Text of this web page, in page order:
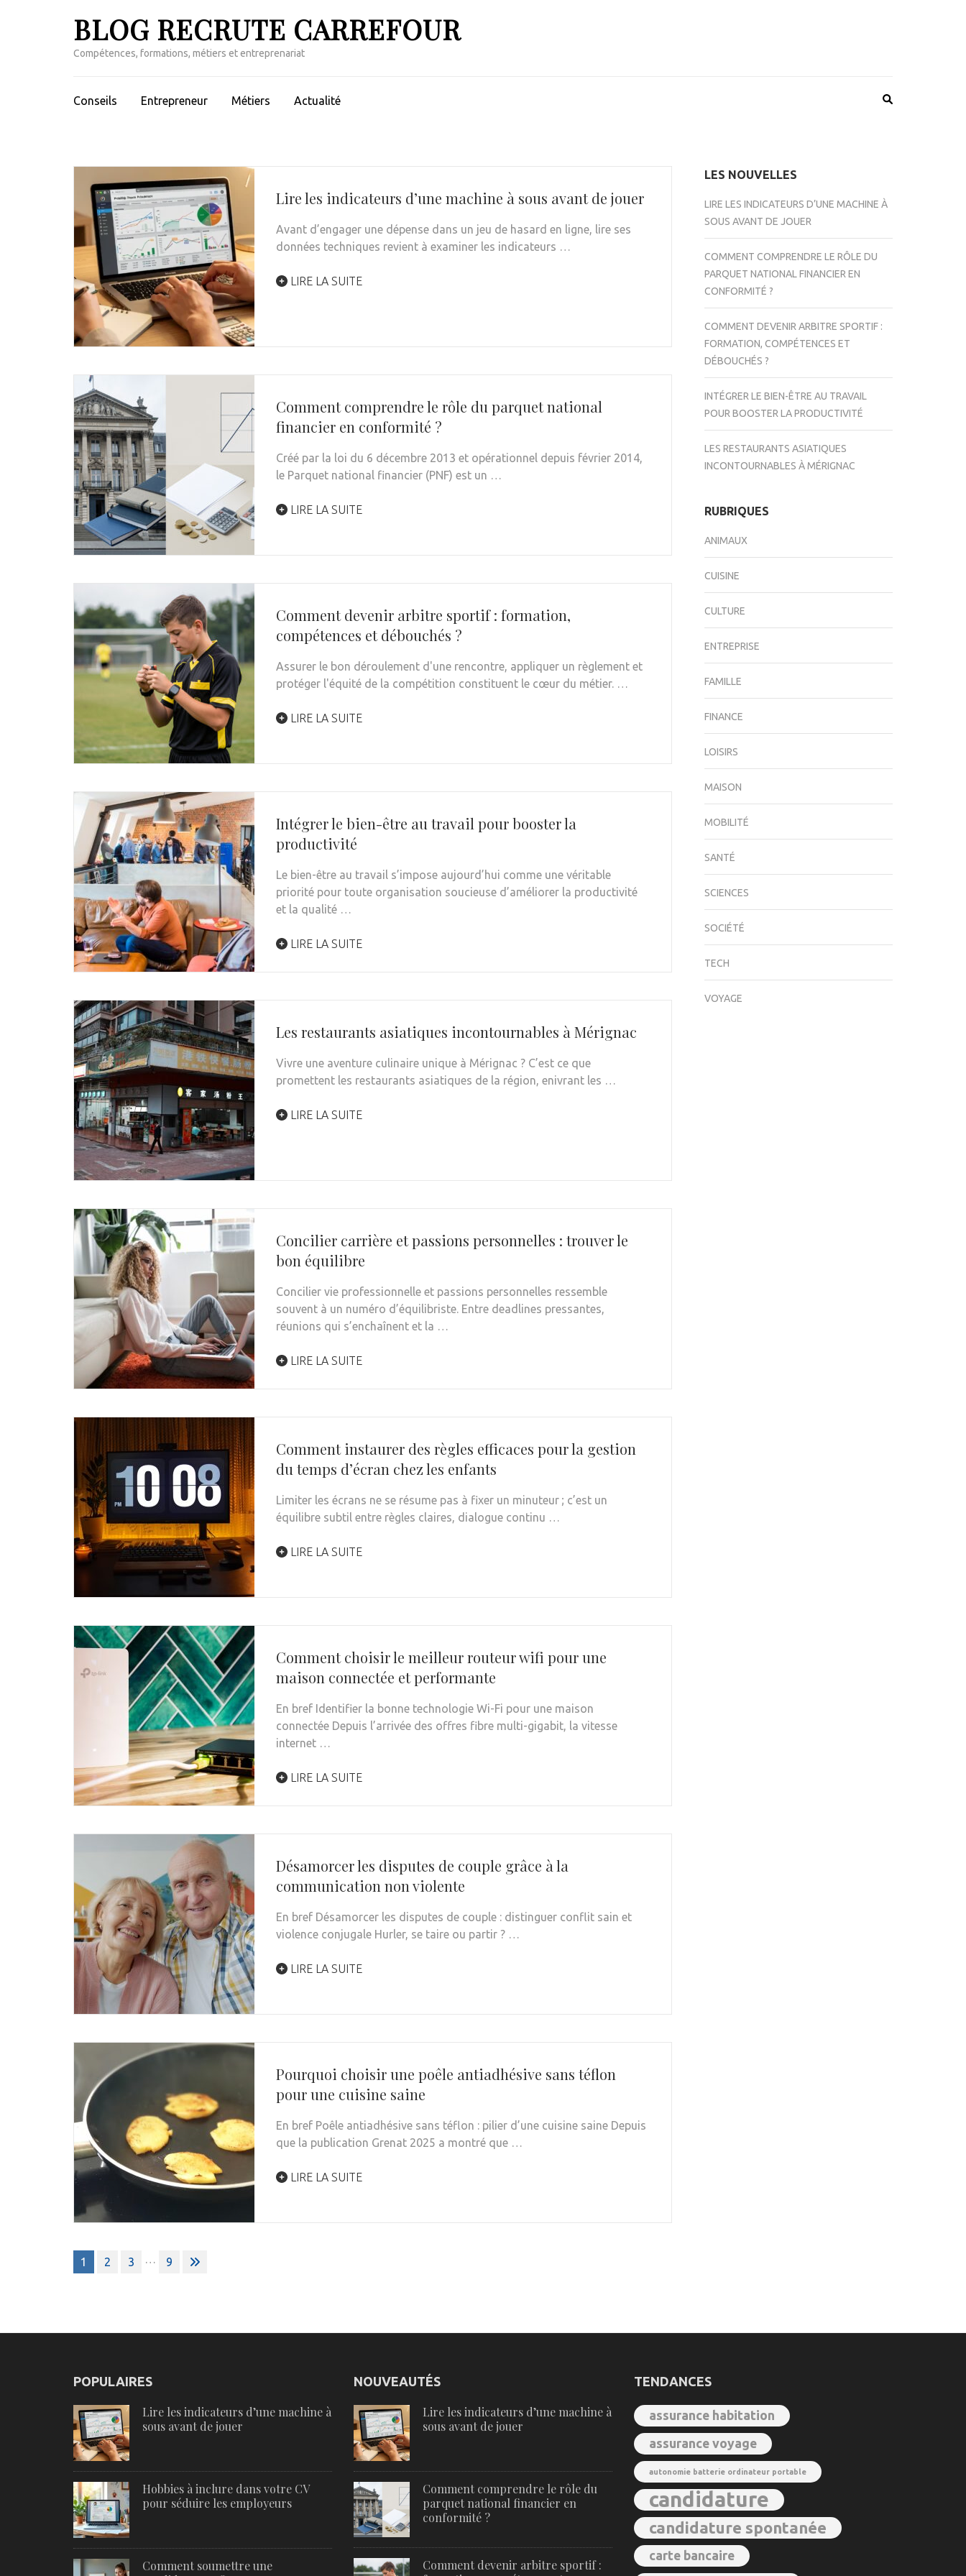
BLOG RECRUTE CARREFOUR
Compétences, formations, métiers et entreprenariat
Conseils Entrepreneur Métiers Actualité
Lire les indicateurs d’une machine à sous avant de jouer
Avant d’engager une dépense dans un jeu de hasard en ligne, lire ses
données techniques revient à examiner les indicateurs …
LIRE LA SUITE
Comment comprendre le rôle du parquet national
financier en conformité ?
Créé par la loi du 6 décembre 2013 et opérationnel depuis février 2014,
le Parquet national financier (PNF) est un …
LIRE LA SUITE
Comment devenir arbitre sportif : formation,
compétences et débouchés ?
Assurer le bon déroulement d'une rencontre, appliquer un règlement et
protéger l'équité de la compétition constituent le cœur du métier. …
LIRE LA SUITE
Intégrer le bien-être au travail pour booster la
productivité
Le bien-être au travail s’impose aujourd’hui comme une véritable
priorité pour toute organisation soucieuse d’améliorer la productivité
et la qualité …
LIRE LA SUITE
Les restaurants asiatiques incontournables à Mérignac
Vivre une aventure culinaire unique à Mérignac ? C’est ce que
promettent les restaurants asiatiques de la région, enivrant les …
LIRE LA SUITE
Concilier carrière et passions personnelles : trouver le
bon équilibre
Concilier vie professionnelle et passions personnelles ressemble
souvent à un numéro d’équilibriste. Entre deadlines pressantes,
réunions qui s’enchaînent et la …
LIRE LA SUITE
Comment instaurer des règles efficaces pour la gestion
du temps d’écran chez les enfants
Limiter les écrans ne se résume pas à fixer un minuteur ; c’est un
équilibre subtil entre règles claires, dialogue continu …
LIRE LA SUITE
Comment choisir le meilleur routeur wifi pour une
maison connectée et performante
En bref Identifier la bonne technologie Wi-Fi pour une maison
connectée Depuis l’arrivée des offres fibre multi-gigabit, la vitesse
internet …
LIRE LA SUITE
Désamorcer les disputes de couple grâce à la
communication non violente
En bref Désamorcer les disputes de couple : distinguer conflit sain et
violence conjugale Hurler, se taire ou partir ? …
LIRE LA SUITE
Pourquoi choisir une poêle antiadhésive sans téflon
pour une cuisine saine
En bref Poêle antiadhésive sans téflon : pilier d’une cuisine saine Depuis
que la publication Grenat 2025 a montré que …
LIRE LA SUITE
Pagination
des
1 2 3 … 9
LES NOUVELLES
LIRE LES INDICATEURS D’UNE MACHINE À
SOUS AVANT DE JOUER
COMMENT COMPRENDRE LE RÔLE DU
PARQUET NATIONAL FINANCIER EN
CONFORMITÉ ?
COMMENT DEVENIR ARBITRE SPORTIF :
FORMATION, COMPÉTENCES ET
DÉBOUCHÉS ?
INTÉGRER LE BIEN-ÊTRE AU TRAVAIL
POUR BOOSTER LA PRODUCTIVITÉ
LES RESTAURANTS ASIATIQUES
INCONTOURNABLES À MÉRIGNAC
RUBRIQUES
ANIMAUX
CUISINE
CULTURE
ENTREPRISE
FAMILLE
FINANCE
LOISIRS
MAISON
MOBILITÉ
SANTÉ
SCIENCES
SOCIÉTÉ
TECH
VOYAGE
POPULAIRES
Lire les indicateurs d’une machine à
sous avant de jouer
Hobbies à inclure dans votre CV
pour séduire les employeurs
Comment soumettre une
NOUVEAUTÉS
Lire les indicateurs d’une machine à
sous avant de jouer
Comment comprendre le rôle du
parquet national financier en
conformité ?
Comment devenir arbitre sportif :
TENDANCES
assurance habitation
assurance voyage
autonomie batterie ordinateur portable
candidature
candidature spontanée
carte bancaire